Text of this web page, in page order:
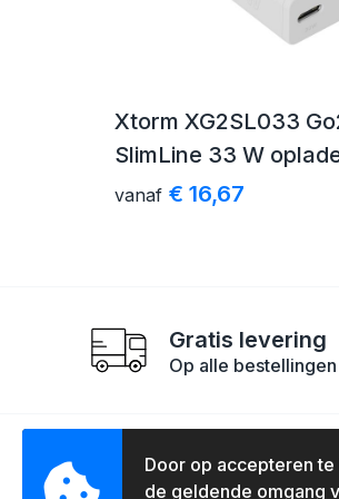
Xtorm XG2SL033
SlimLine 33 W
vanaf € 16,67
Gratis levering
Op alle bestellingen
Contact
Door op accepteren
de geldende omgang